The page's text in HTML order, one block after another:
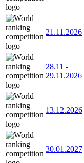
21.11.2026
28.11 -
29.11.2026
13.12.2026
30.01.2027